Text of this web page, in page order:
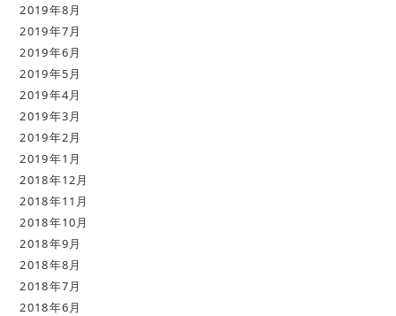
2019年8月
2019年7月
2019年6月
2019年5月
2019年4月
2019年3月
2019年2月
2019年1月
2018年12月
2018年11月
2018年10月
2018年9月
2018年8月
2018年7月
2018年6月